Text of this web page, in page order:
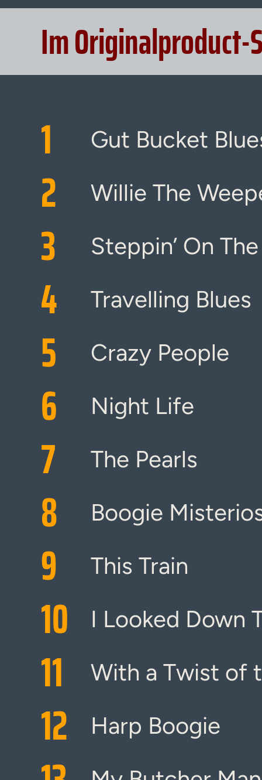
Im
1 Gut Bucket
2 Willie The
3 Steppin’ On
4 Travelling Blues
5 Crazy People
6 Night Life
7 The Pearls
8 Boogie
9 This Train
10 I Looked Down
11 With a Twist of
12 Harp Boogie